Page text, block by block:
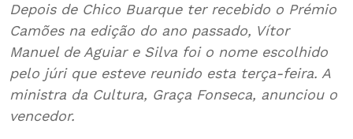
Depois de Chico Buarque ter recebido o Prémio
Camões na edição do ano passado, Vítor
Manuel de Aguiar e Silva foi o nome escolhido
pelo júri que esteve reunido esta terça-feira. A
ministra da Cultura, Graça Fonseca, anunciou o
vencedor.